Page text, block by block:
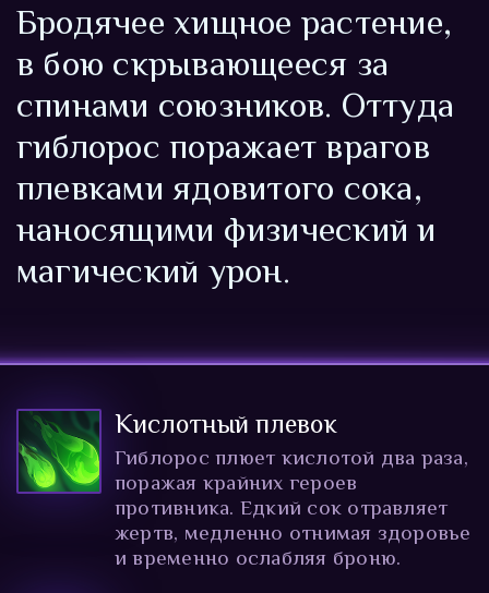
Бродячее хищное растение,
в бою скрывающееся за
спинами союзников. Оттуда
гиблорос поражает врагов
плевками ядовитого сока,
наносящими физический и
магический урон.
Кислотный плевок
Гиблорос плюет кислотой два раза,
поражая крайних героев
противника. Едкий сок отравляет
жертв, медленно отнимая здоровье
и временно ослабляя броню.